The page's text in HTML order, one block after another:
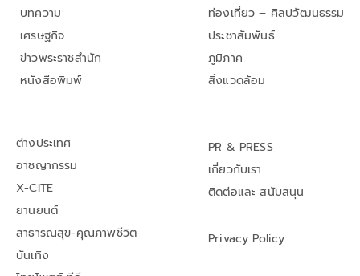
บทความ
เศรษฐกิจ
ข่าวพระราชสำนัก
หนังสือพิมพ์
ท่องเที่ยว – ศิลปวัฒนธรรม
ประชาสัมพันธ์
ภูมิภาค
สิ่งแวดล้อม
ต่างประเทศ
อาชญากรรม
X-CITE
ยานยนต์
สาธารณสุข-คุณภาพชีวิต
บันเทิง
PR & PRESS
เกี่ยวกับเรา
ติดต่อและ สนับสนุน
Privacy Policy